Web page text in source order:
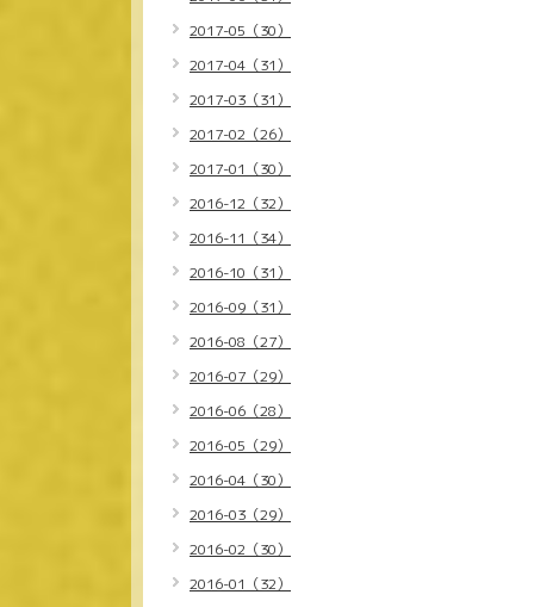
2017-05（30）
2017-04（31）
2017-03（31）
2017-02（26）
2017-01（30）
2016-12（32）
2016-11（34）
2016-10（31）
2016-09（31）
2016-08（27）
2016-07（29）
2016-06（28）
2016-05（29）
2016-04（30）
2016-03（29）
2016-02（30）
2016-01（32）